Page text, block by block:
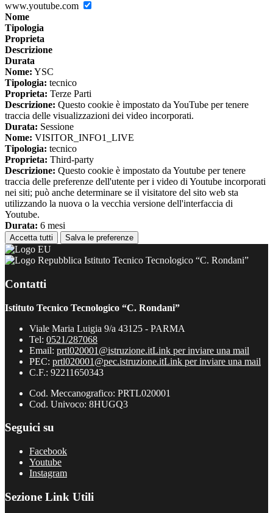
www.youtube.com
Nome
Tipologia
Proprieta
Descrizione
Durata
Nome: YSC
Tipologia: tecnico
Proprieta: Terze Parti
Descrizione: Questo cookie è impostato da YouTube per tenere
traccia delle visualizzazioni dei video incorporati.
Durata: Sessione
Nome: VISITOR_INFO1_LIVE
Tipologia: tecnico
Proprieta: Third-party
Descrizione: Questo cookie è impostato da Youtube per tenere
traccia delle preferenze dell'utente per i video di Youtube incorporati
nei siti; può anche determinare se il visitatore del sito web sta
utilizzando la nuova o la vecchia versione dell'interfaccia di
Youtube.
Durata: 6 mesi
Accetta tutti Salva le preferenze
Istituto Tecnico Tecnologico “C. Rondani”
Contatti
Istituto Tecnico Tecnologico “C. Rondani”
Viale Maria Luigia 9/a 43125 - PARMA
Tel: 0521/287068
Email: prtl020001@istruzione.itLink per inviare una mail
PEC: prtl020001@pec.istruzione.itLink per inviare una mail
C.F.: 92211650343
Cod. Meccanografico: PRTL020001
Cod. Univoco: 8HUGQ3
Seguici su
Facebook
Youtube
Instagram
Sezione Link Utili